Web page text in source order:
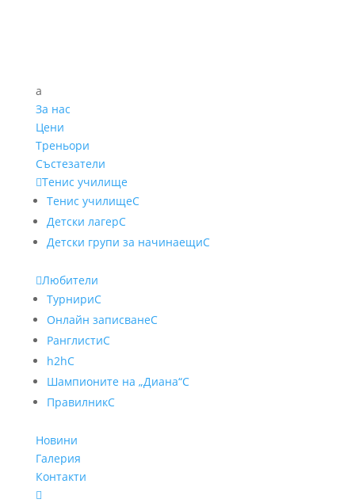
a
За нас
Цени
Треньори
Състезатели
Тенис училище
Тенис училищеC
Детски лагерC
Детски групи за начинаещиC
Любители
ТурнириC
Онлайн записванеC
РанглистиC
h2hC
Шампионите на „Диана“C
ПравилникC
Новини
Галерия
Контакти
